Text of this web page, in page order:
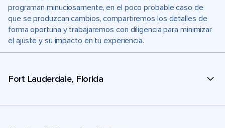
programan minuciosamente, en el poco probable caso de
que se produzcan cambios, compartiremos los detalles de
forma oportuna y trabajaremos con diligencia para minimizar
el ajuste y su impacto en tu experiencia.
Fort Lauderdale, Florida